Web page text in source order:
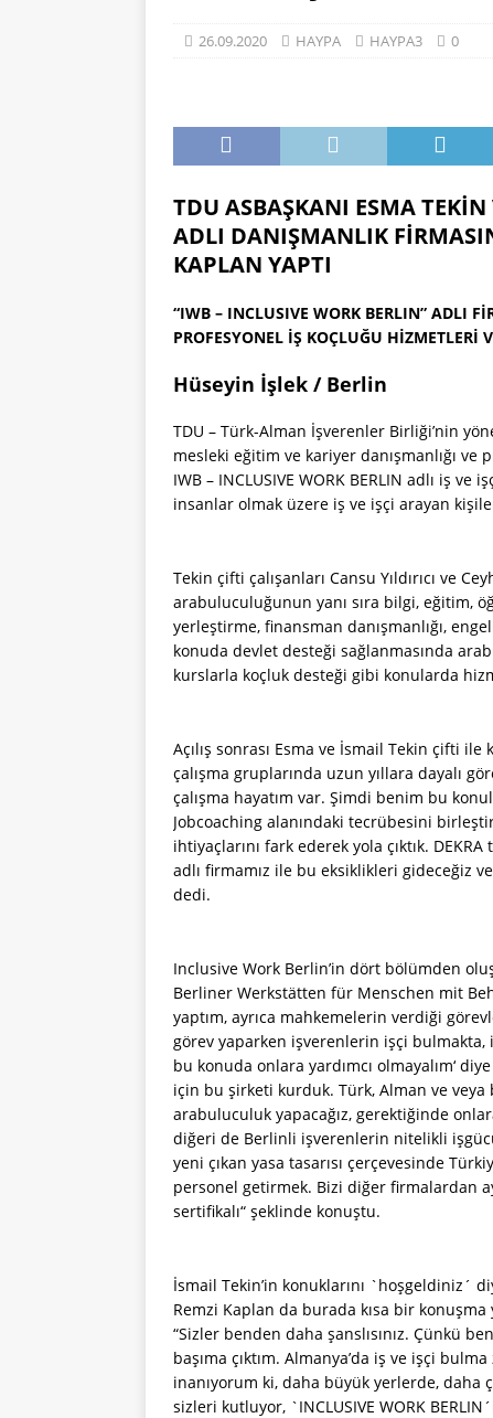
26.09.2020 HAYPA HAYPA3 0
TDU ASBAŞKANI ESMA
ADLI DANIŞMANLIK
KAPLAN YAPTI
“IWB – INCLUSIVE WORK BERLIN” ADLI
PROFESYONEL İŞ KOÇLUĞU HİZMETLERİ
Hüseyin İşlek / Berlin
TDU – Türk-Alman İşverenler Birliği’nin
mesleki eğitim ve kariyer danışmanlığı ve
IWB – INCLUSIVE WORK BERLIN adlı iş
insanlar olmak üzere iş ve işçi arayan
Tekin çifti çalışanları Cansu Yıldırıcı ve
arabuluculuğunun yanı sıra bilgi, eğitim,
yerleştirme, finansman danışmanlığı,
konuda devlet desteği sağlanmasında
kurslarla koçluk desteği gibi konularda
Açılış sonrası Esma ve İsmail Tekin çifti
çalışma gruplarında uzun yıllara dayalı
çalışma hayatım var. Şimdi benim bu
Jobcoaching alanındaki tecrübesini
ihtiyaçlarını fark ederek yola çıktık.
adlı firmamız ile bu eksiklikleri gideceğiz
dedi.
Inclusive Work Berlin’in dört bölümden
Berliner Werkstätten für Menschen mit
yaptım, ayrıca mahkemelerin verdiği
görev yaparken işverenlerin işçi bulmakta,
bu konuda onlara yardımcı olmayalım‘
için bu şirketi kurduk. Türk, Alman ve
arabuluculuk yapacağız, gerektiğinde
diğeri de Berlinli işverenlerin nitelikli
yeni çıkan yasa tasarısı çerçevesinde
personel getirmek. Bizi diğer firmalardan
sertifikalı“ şeklinde konuştu.
İsmail Tekin’in konuklarını `hoşgeldiniz´
Remzi Kaplan da burada kısa bir
“Sizler benden daha şanslısınız. Çünkü
başıma çıktım. Almanya’da iş ve işçi
inanıyorum ki, daha büyük yerlerde,
sizleri kutluyor, `INCLUSIVE WORK